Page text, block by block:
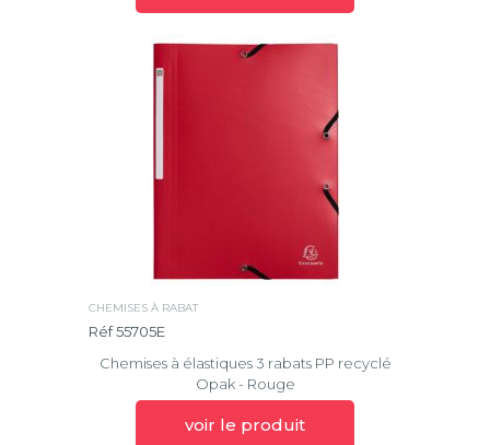
CHEMISES À RABAT
Réf 55705E
Chemises à élastiques 3 rabats PP recyclé
Opak - Rouge
voir le produit